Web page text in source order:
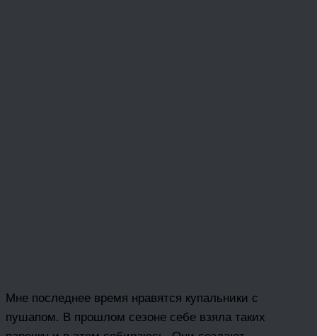
Мне последнее время нравятся купальники с
пушапом. В прошлом сезоне себе взяла таких